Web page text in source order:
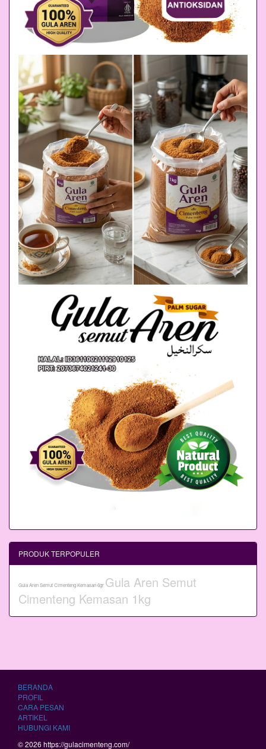
PRODUK TERPOPULER
Gula Aren Semut Cimenteng Kemasan 6gr Gula Aren Semut
Cimenteng Kemasan 1kg
BERANDA
PROFIL
CARA PESAN
ARTIKEL
HUBUNGI KAMI
© 2026 https://gulacimenteng.com/